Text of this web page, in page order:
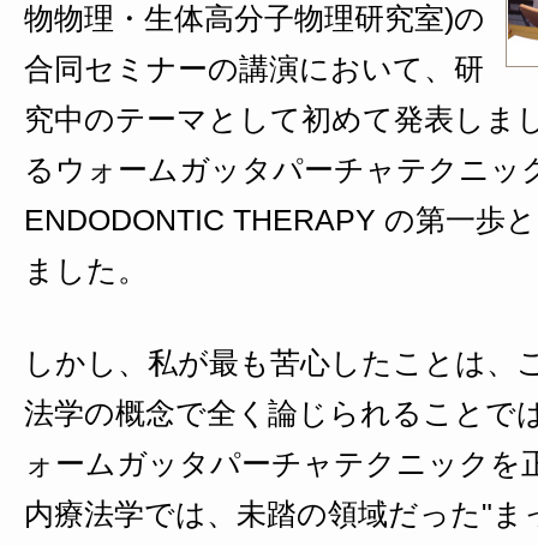
物物理・生体高分子物理研究室)の
合同セミナーの講演において、研
究中のテーマとして初めて発表しま
るウォームガッタパーチャテクニッ
ENDODONTIC THERAPY の第一歩
ました。
しかし、私が最も苦心したことは、
法学の概念で全く論じられることで
ォームガッタパーチャテクニックを
内療法学では、未踏の領域だった"